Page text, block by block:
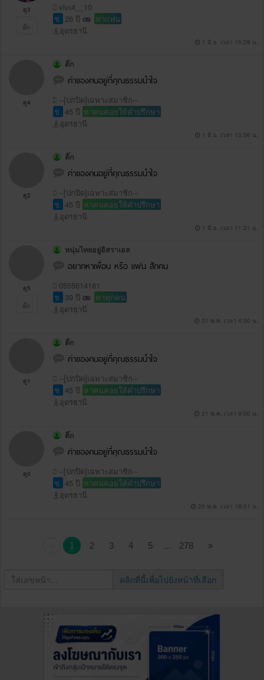
ดู3
vivut__10
ช. 26 ปี
หาแฟน
อุดรธานี
1 มิ.ย. เวลา 15:29 น.
ดู4
ติ๊ก
ค่าของคนอยู่ที่คุณธรรมนำใจ
--[ปกปิด]เฉพาะสมาชิก--
ช. 45 ปี หาคนคอยให้คำปรึกษา
อุดรธานี
1 มิ.ย. เวลา 13:56 น.
ดู2
ติ๊ก
ค่าของคนอยู่ที่คุณธรรมนำใจ
--[ปกปิด]เฉพาะสมาชิก--
ช. 45 ปี หาคนคอยให้คำปรึกษา
อุดรธานี
1 มิ.ย. เวลา 11:21 น.
ดู5
หนุ่มไทยอยู่อิสราเอล
อยากหาเพื่อน หรือ แฟน สักคน
0555614181
ช. 39 ปี
หาทุกคน
อุดรธานี
31 พ.ค. เวลา 4:30 น.
ดู1
ติ๊ก
ค่าของคนอยู่ที่คุณธรรมนำใจ
--[ปกปิด]เฉพาะสมาชิก--
ช. 45 ปี หาคนคอยให้คำปรึกษา
อุดรธานี
21 พ.ค. เวลา 9:00 น.
ดู0
ติ๊ก
ค่าของคนอยู่ที่คุณธรรมนำใจ
--[ปกปิด]เฉพาะสมาชิก--
ช. 45 ปี หาคนคอยให้คำปรึกษา
อุดรธานี
20 พ.ค. เวลา 18:01 น.
1 2 3 4 5 278 »
คลิกที่นี้เพื่อไปยังหน้าที่เลือก